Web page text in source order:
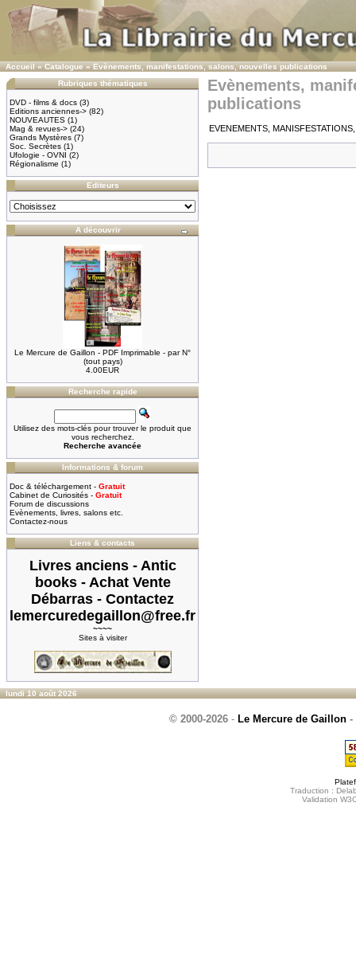
Accueil»Catalogue»Evènements, manifestations, salons, nouvelles publications
Rubriques thématiques
DVD - films & docs (3)
Editions anciennes-> (82)
NOUVEAUTES (1)
Mag & revues-> (24)
Grands Mystères (7)
Soc. Secrètes (1)
Ufologie - OVNI (2)
Régionalisme (1)
Editeurs
A découvrir
Le Mercure de Gaillon - PDF Imprimable - par N°
(tout pays)
4.00EUR
Recherche rapide
Utilisez des mots-clés pour trouver le produit que
vous recherchez.
Recherche avancée
Informations & forum
Doc & téléchargement - Gratuit
Cabinet de Curiosités - Gratuit
Forum de discussions
Evènements, livres, salons etc.
Contactez-nous
Liens & contacts
Livres anciens - Antic
books - Achat Vente
Débarras - Contactez
lemercuredegaillon@free.fr
~~~~
Sites à visiter
Evènements,
publications
EVENEMENTS,
lundi 10 août 2026
© 2000-2026 - Le Mercure de Gaillon -
Traduction :
Validation